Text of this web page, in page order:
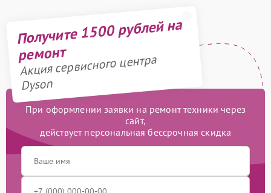
Получите 1500 рублей на
ремонт
Акция сервисного центра
Dyson
При оформлении заявки на ремонт техники через
сайт,
действует персональная бессрочная скидка